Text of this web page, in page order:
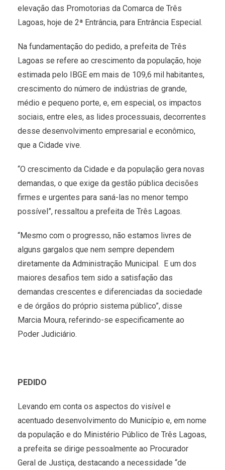
elevação das Promotorias da Comarca de Três
Lagoas, hoje de 2ª Entrância, para Entrância Especial.
Na fundamentação do pedido, a prefeita de Três
Lagoas se refere ao crescimento da população, hoje
estimada pelo IBGE em mais de 109,6 mil habitantes,
crescimento do número de indústrias de grande,
médio e pequeno porte, e, em especial, os impactos
sociais, entre eles, as lides processuais, decorrentes
desse desenvolvimento empresarial e econômico,
que a Cidade vive.
“O crescimento da Cidade e da população gera novas
demandas, o que exige da gestão pública decisões
firmes e urgentes para saná-las no menor tempo
possível”, ressaltou a prefeita de Três Lagoas.
“Mesmo com o progresso, não estamos livres de
alguns gargalos que nem sempre dependem
diretamente da Administração Municipal. E um dos
maiores desafios tem sido a satisfação das
demandas crescentes e diferenciadas da sociedade
e de órgãos do próprio sistema público”, disse
Marcia Moura, referindo-se especificamente ao
Poder Judiciário.
PEDIDO
Levando em conta os aspectos do visível e
acentuado desenvolvimento do Município e, em nome
da população e do Ministério Público de Três Lagoas,
a prefeita se dirige pessoalmente ao Procurador
Geral de Justiça, destacando a necessidade “de